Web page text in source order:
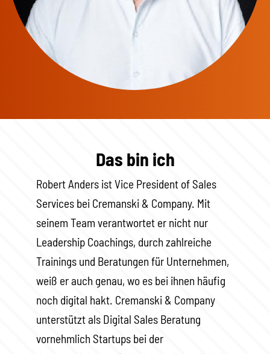
Das bin ich
Robert Anders ist Vice President of Sales
Services bei Cremanski & Company. Mit
seinem Team verantwortet er nicht nur
Leadership Coachings, durch zahlreiche
Trainings und Beratungen für Unternehmen,
weiß er auch genau, wo es bei ihnen häufig
noch digital hakt. Cremanski & Company
unterstützt als Digital Sales Beratung
vornehmlich Startups bei der